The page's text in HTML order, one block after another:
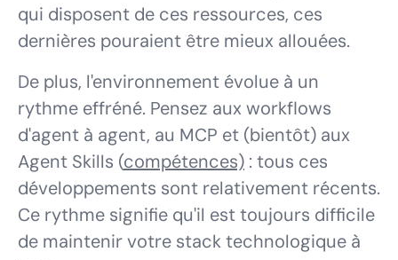
qui disposent de ces ressources, ces
dernières pouraient être mieux allouées.
De plus, l'environnement évolue à un
rythme effréné. Pensez aux workflows
d'agent à agent, au MCP et (bientôt) aux
Agent Skills (compétences) : tous ces
développements sont relativement récents.
Ce rythme signifie qu'il est toujours difficile
de maintenir votre stack technologique à